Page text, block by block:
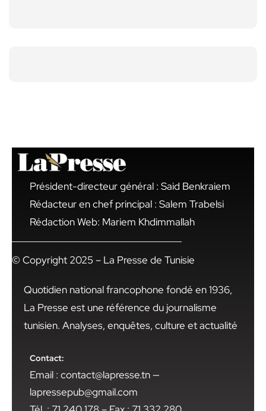
Président-directeur général : Said Benkraiem
Rédacteur en chef principal : Salem Trabelsi
Rédaction Web: Mariem Khdimmallah
© Copyright 2025 – La Presse de Tunisie
Quotidien national francophone fondé en 1936,
La Presse est une référence du journalisme
tunisien. Analyses, enquêtes, culture et actualité
Contact:
Email : contact@lapresse.tn —
lapressepub@gmail.com